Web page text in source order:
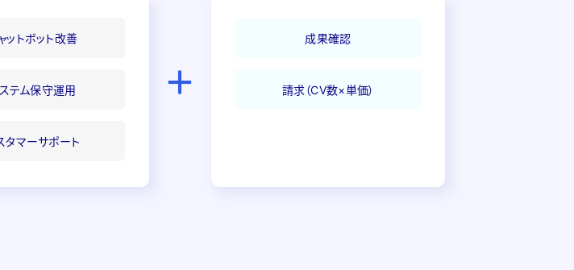
ットボット改善
テム保守運用
タマーサポート
成果確認
請求（CV数×単価）
体系
事例